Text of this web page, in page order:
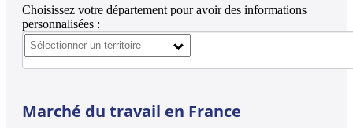
Choisissez votre département pour avoir des informations
personnalisées :
Marché du travail en France